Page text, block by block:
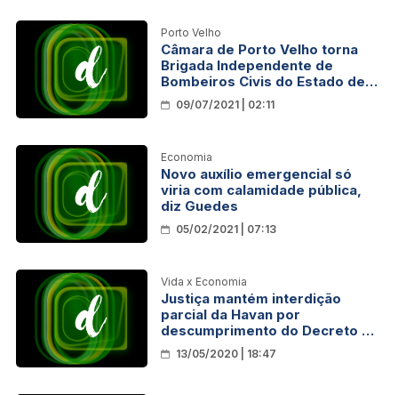
Porto Velho
Câmara de Porto Velho torna
Brigada Independente de
Bombeiros Civis do Estado de
Rondônia entidade de utilidade
pública
09/07/2021 | 02:11
Economia
Novo auxílio emergencial só
viria com calamidade pública,
diz Guedes
05/02/2021 | 07:13
Vida x Economia
Justiça mantém interdição
parcial da Havan por
descumprimento do Decreto de
Calamidade Pública
13/05/2020 | 18:47